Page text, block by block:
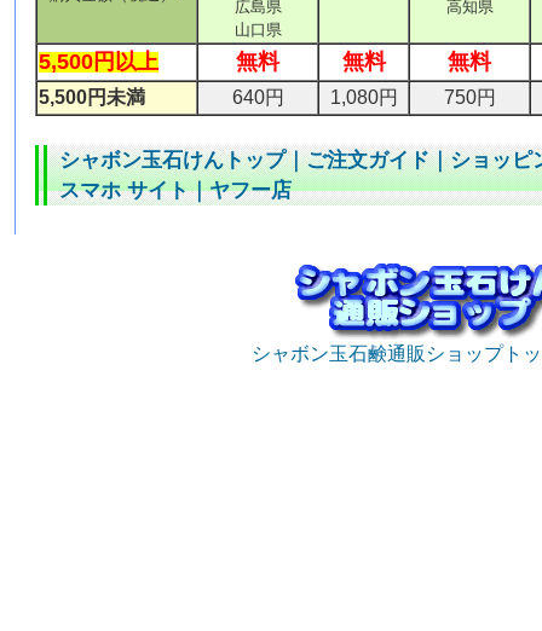
広島県
山口県
高知県
5,500円以上 無料 無料 無料
5,500円未満 640円 1,080円 750円
シャボン玉石けんトップ｜ご注文ガイド｜ショッピ
スマホ サイト｜ヤフー店
シャボン玉石鹸通販ショップト